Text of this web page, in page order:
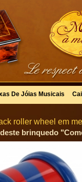
De Jóias Musicais
roller wheel em
brinquedo